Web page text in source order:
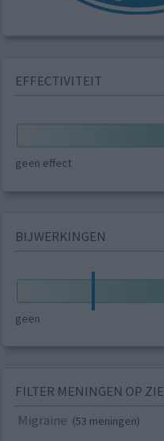
EFFECTIVITEIT
geen effect
BIJWERKINGEN
geen
FILTER MENINGEN OP
Migraine (53 meningen)